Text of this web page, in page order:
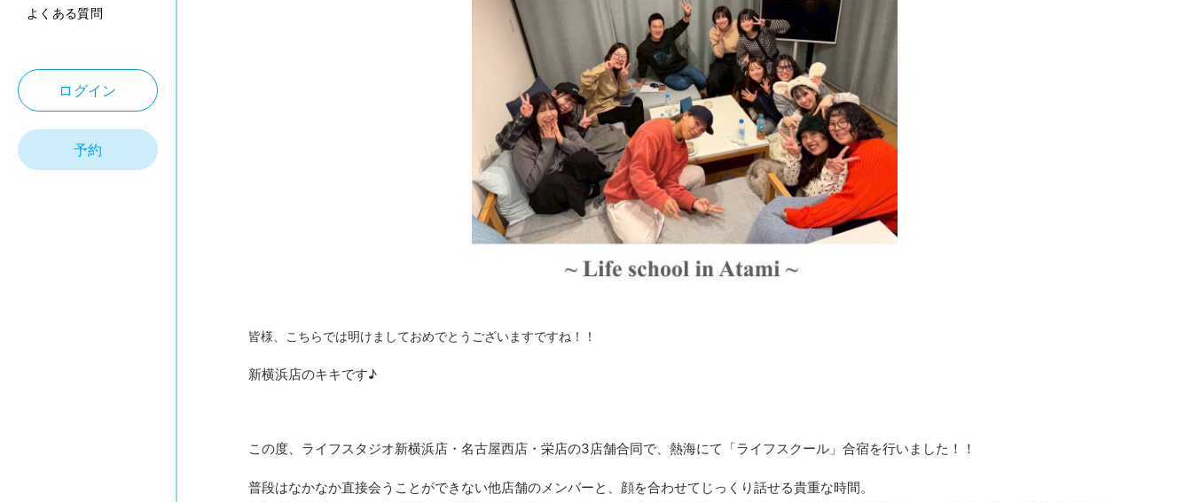
よくある質問
ログイン
予約
皆様、こちらでは明けましておめでとうございますですね！！
新横浜店のキキです♪
この度、ライフスタジオ新横浜店・名古屋西店・栄店の3店舗合同で、熱海にて「ライフスクール」合宿を行いました！！
普段はなかなか直接会うことができない他店舗のメンバーと、顔を合わせてじっくり話せる貴重な時間。